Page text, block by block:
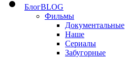
БлогBLOG
Фильмы
Документальные
Наше
Сериалы
Забугорные